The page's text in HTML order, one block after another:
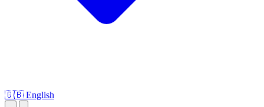
🇬🇧 English